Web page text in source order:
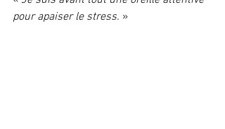
pour apaiser le stress. »